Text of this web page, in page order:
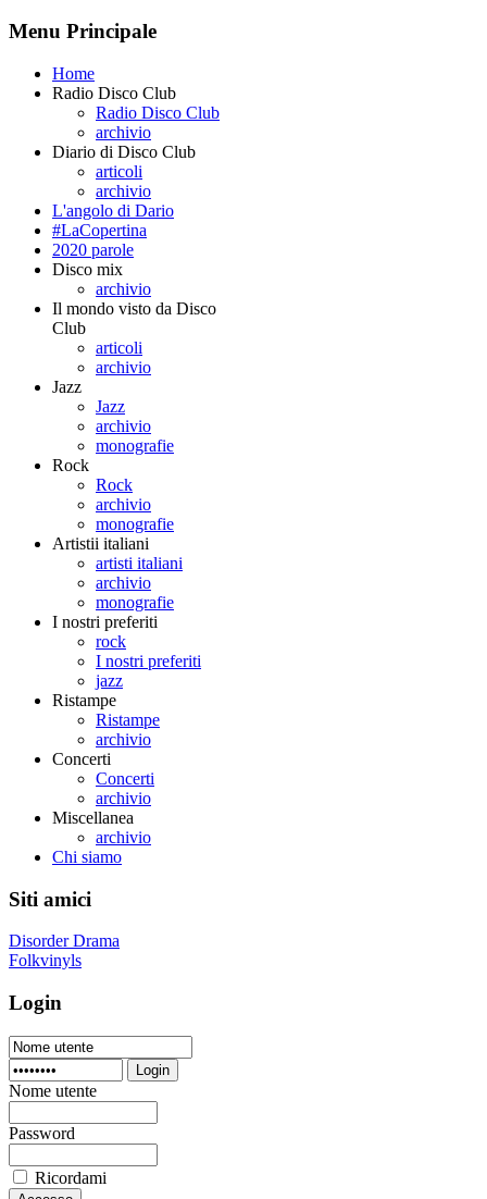
Menu Principale
Home
Radio Disco Club
Radio Disco Club
archivio
Diario di Disco Club
articoli
archivio
L'angolo di Dario
#LaCopertina
2020 parole
Disco mix
archivio
Il mondo visto da Disco
Club
articoli
archivio
Jazz
Jazz
archivio
monografie
Rock
Rock
archivio
monografie
Artistii italiani
artisti italiani
archivio
monografie
I nostri preferiti
rock
I nostri preferiti
jazz
Ristampe
Ristampe
archivio
Concerti
Concerti
archivio
Miscellanea
archivio
Chi siamo
Siti amici
Disorder Drama
Folkvinyls
Login
Login
Nome utente
Password
Ricordami